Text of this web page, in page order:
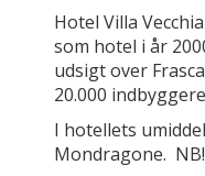
Hotel Villa
som hotel i år
udsigt over
20.000
I hotellets
Mondragone.